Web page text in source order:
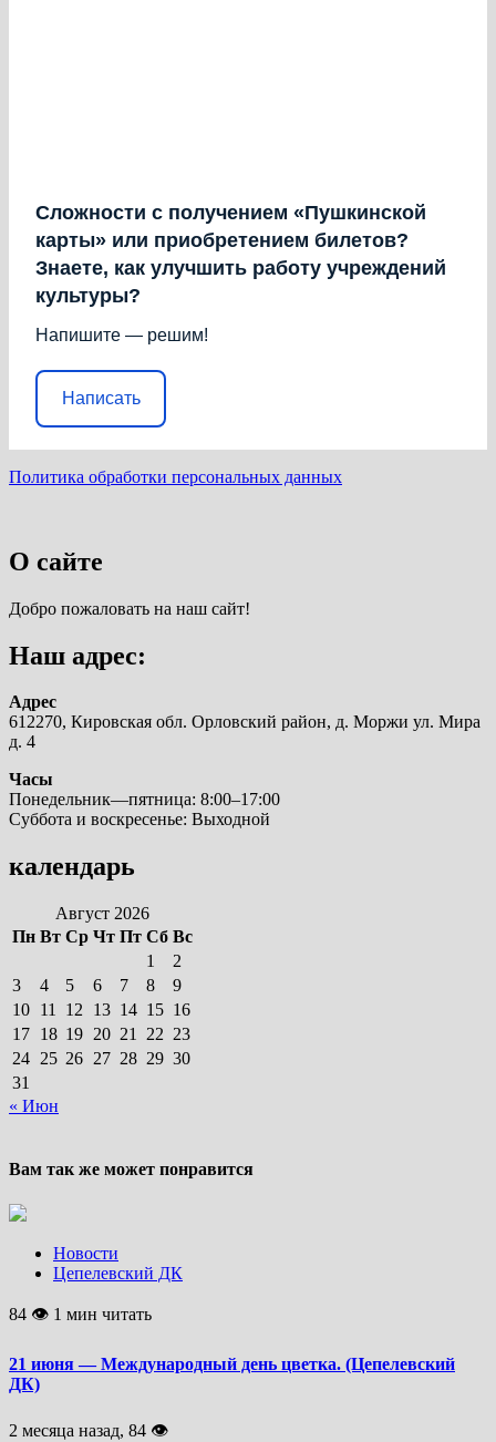
Сложности с получением «Пушкинской
карты» или приобретением билетов?
Знаете, как улучшить работу учреждений
культуры?
Напишите — решим!
Написать
Политика обработки персональных данных
О сайте
Добро пожаловать на наш сайт!
Наш адрес:
Адрес
612270, Кировская обл. Орловский район, д. Моржи ул. Мира
д. 4
Часы
Понедельник—пятница: 8:00–17:00
Суббота и воскресенье: Выходной
календарь
Август 2026
Пн Вт Ср Чт Пт Сб Вс
1
2
3
4 5 6 7 8
9
10 11 12 13 14 15 16
17 18 19 20 21 22 23
24 25 26 27 28 29 30
31
« Июн
Вам так же может понравится
Новости
Цепелевский ДК
84 👁 1 мин читать
21 июня — Международный день цветка. (Цепелевский
ДК)
2 месяца назад, 84 👁